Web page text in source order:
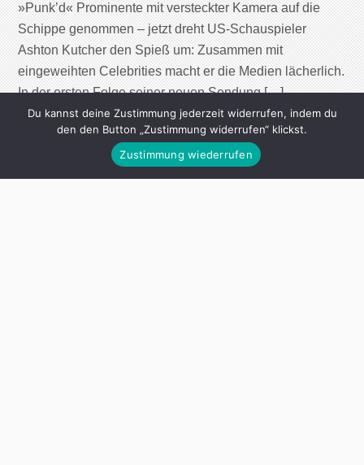
»Punk’d« Prominente mit versteckter Kamera auf die
Schippe genommen – jetzt dreht US-Schauspieler
Ashton Kutcher den Spieß um: Zusammen mit
eingeweihten Celebrities macht er die Medien lächerlich.
In der ersten Folge seiner neuen Sendung […]
Continue Reading
Du kannst deine Zustimmung jederzeit widerrufen, indem du
den den Button „Zustimmung widerrufen“ klickst.
Zustimmung wiederrufen